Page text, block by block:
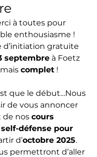
à toutes pour
enthousiasme !
d’initiation gratuite
septembre à Foetz
complet !
que le début…Nous
de vous annoncer
de nos cours
défense pour
d’octobre 2025.
permettront d’aller